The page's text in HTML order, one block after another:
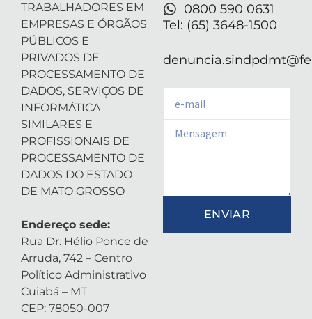
TRABALHADORES EM
EMPRESAS E ÓRGÃOS
PÚBLICOS E
PRIVADOS DE
PROCESSAMENTO DE
DADOS, SERVIÇOS DE
INFORMÁTICA
SIMILARES E
PROFISSIONAIS DE
PROCESSAMENTO DE
DADOS DO ESTADO
DE MATO GROSSO
Endereço sede:
Rua Dr. Hélio Ponce de
Arruda, 742 – Centro
Político Administrativo
Cuiabá – MT
CEP: 78050-007
0800 590 0631
Tel: (65) 3648-1500
Email
ENVIAR